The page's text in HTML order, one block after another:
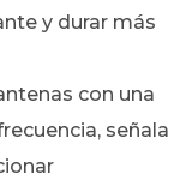
y durar más
con una
señala